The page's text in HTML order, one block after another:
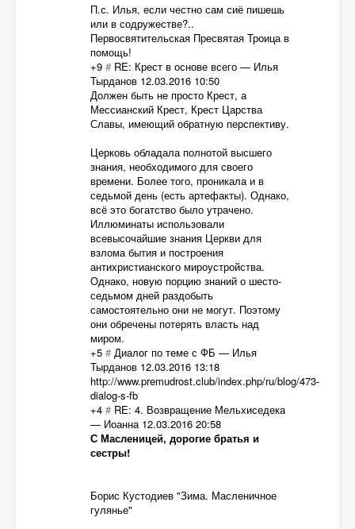
П.с. Илья, если честно сам сиё пишешь
или в содружестве?..
Первосвятительская Пресвятая Троица в
помощь!
+9 # RE: Крест в основе всего— Илья
Тырданов 12.03.2016 10:50
Должен быть не просто Крест, а
Мессианский Крест, Крест Царства
Славы, имеющий обратную перспективу.
Церковь обладала полнотой высшего
знания, необходимого для своего
времени. Более того, проникала и в
седьмой день (есть артефакты). Однако,
всё это богатство было утрачено.
Иллюминаты использовали
всевысочайшие знания Церкви для
взлома бытия и построения
антихристианского мироустройства.
Однако, новую порцию знаний о шесто-
седьмом дней раздобыть
самостоятельно они не могут. Поэтому
они обречены потерять власть над
миром.
+5 # Диалог по теме с ФБ — Илья
Тырданов 12.03.2016 13:18
http://www.premudrost.club/index.php/ru/blog/473-
dialog-s-fb
+4 # RE: 4. Возвращение Мельхиседека
— Иоанна 12.03.2016 20:58
С Масленицей, дорогие братья и
сестры!
Борис Кустодиев "Зима. Масленичное
гулянье"